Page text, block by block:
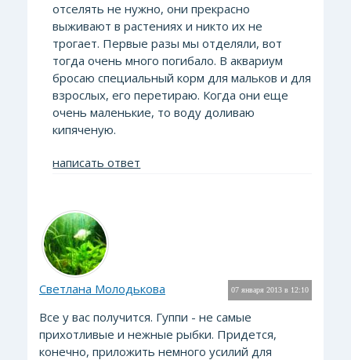
отселять не нужно, они прекрасно
выживают в растениях и никто их не
трогает. Первые разы мы отделяли, вот
тогда очень много погибало. В аквариум
бросаю специальный корм для мальков и для
взрослых, его перетираю. Когда они еще
очень маленькие, то воду доливаю
кипяченую.
написать ответ
07 января 2013 в 12:10
Светлана Молодькова
Все у вас получится. Гуппи - не самые
прихотливые и нежные рыбки. Придется,
конечно, приложить немного усилий для